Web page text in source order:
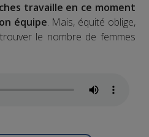
travaille en ce moment
équipe. Mais, équité oblige,
le nombre de femmes